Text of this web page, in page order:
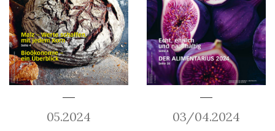
05.2024 03/04.2024